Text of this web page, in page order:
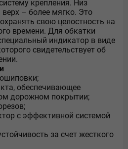
крепления. Низ
верх – более мягко. Это
свою целостность на
времени. Для обкатки
индикатор в виде
свидетельствует об
обеспечивающее
дорожном покрытии;
с эффективной системой
за счет жесткого